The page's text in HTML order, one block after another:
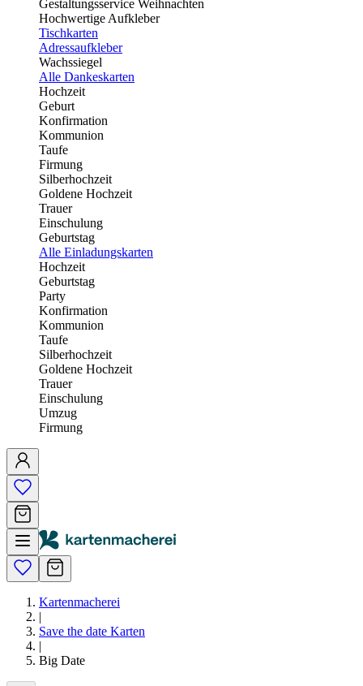
Gestaltungsservice Weihnachten
Hochwertige Aufkleber
Tischkarten
Adressaufkleber
Wachssiegel
Alle Dankeskarten
Hochzeit
Geburt
Konfirmation
Kommunion
Taufe
Firmung
Silberhochzeit
Goldene Hochzeit
Trauer
Einschulung
Geburtstag
Alle Einladungskarten
Hochzeit
Geburtstag
Party
Konfirmation
Kommunion
Taufe
Silberhochzeit
Goldene Hochzeit
Trauer
Einschulung
Umzug
Firmung
Kartenmacherei
|
Save the date Karten
|
Big Date